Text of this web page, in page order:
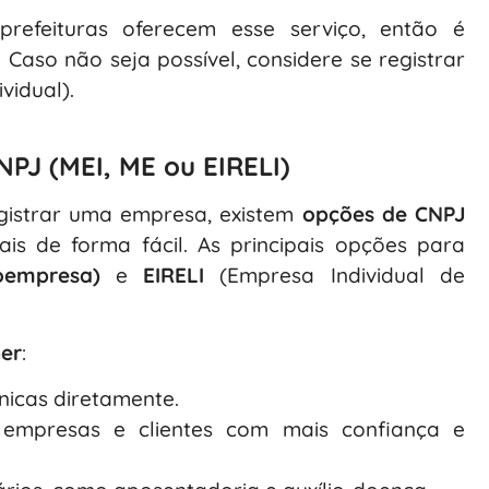
oferecem esse serviço, então é
não seja possível, considere se registrar
(MEI, ME ou EIRELI)
uma empresa, existem opções de CNPJ
de forma fácil. As principais opções para
e EIRELI (Empresa Individual de
:
diretamente.
e clientes com mais confiança e